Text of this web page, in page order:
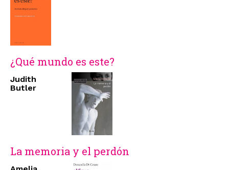
¿Qué mundo es este?
Judith
Butler
La memoria y el perdón